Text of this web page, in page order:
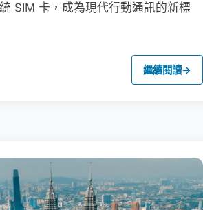
SIM 卡，成為現代行動通訊的新標
繼續閱讀→